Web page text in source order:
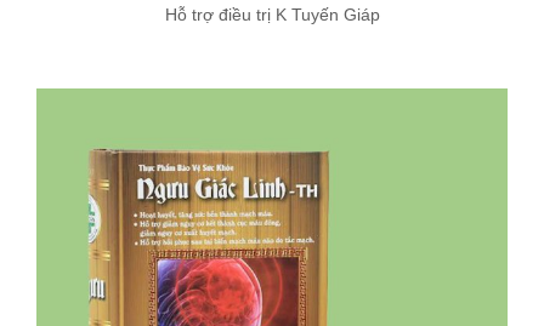
Hỗ trợ điều trị K Tuyến Giáp